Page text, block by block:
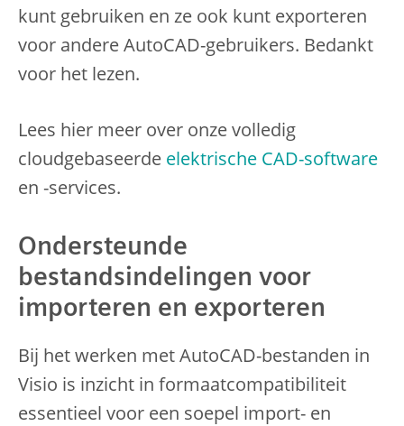
kunt gebruiken en ze ook kunt exporteren
voor andere AutoCAD-gebruikers. Bedankt
voor het lezen.
Lees hier meer over onze volledig
cloudgebaseerde elektrische CAD-software
en -services.
Ondersteunde
bestandsindelingen voor
importeren en exporteren
Bij het werken met AutoCAD-bestanden in
Visio is inzicht in formaatcompatibiliteit
essentieel voor een soepel import- en